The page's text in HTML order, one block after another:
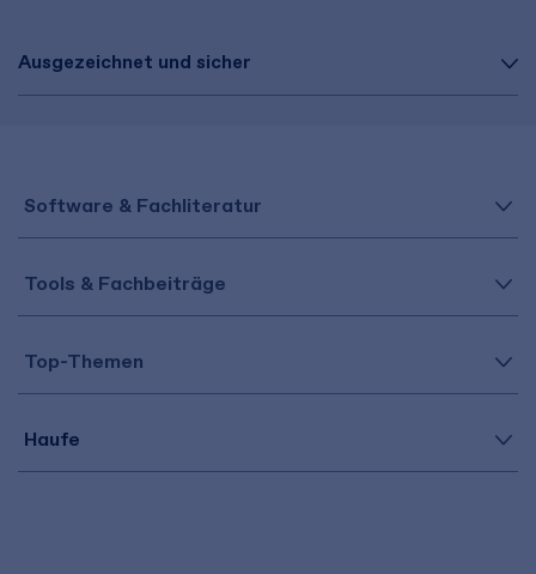
Ausgezeichnet und sicher
Software & Fachliteratur
Tools & Fachbeiträge
Top-Themen
Haufe